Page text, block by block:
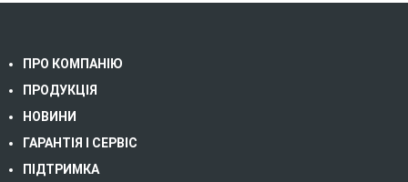
ПРО КОМПАНІЮ
ПРОДУКЦІЯ
НОВИНИ
ГАРАНТІЯ І СЕРВІС
ПІДТРИМКА